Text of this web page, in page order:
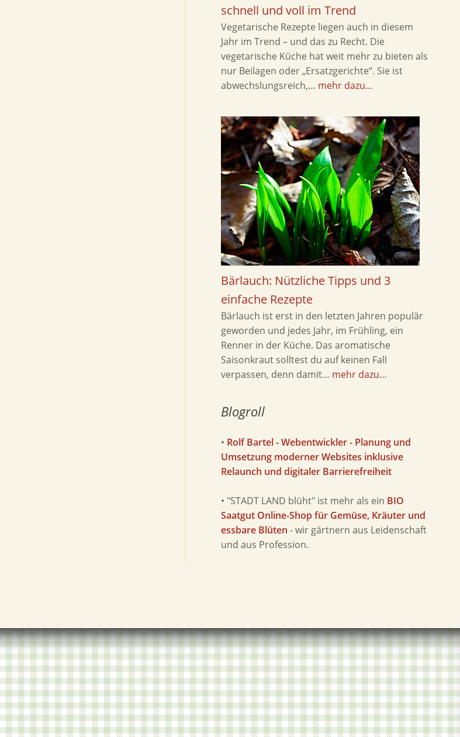
schnell und voll im Trend
Vegetarische Rezepte liegen auch in diesem
Jahr im Trend – und das zu Recht. Die
vegetarische Küche hat weit mehr zu bieten als
nur Beilagen oder „Ersatzgerichte“. Sie ist
abwechslungsreich,… mehr dazu…
Bärlauch: Nützliche Tipps und 3
einfache Rezepte
Bärlauch ist erst in den letzten Jahren populär
geworden und jedes Jahr, im Frühling, ein
Renner in der Küche. Das aromatische
Saisonkraut solltest du auf keinen Fall
verpassen, denn damit… mehr dazu…
Blogroll
• Rolf Bartel - Webentwickler - Planung und
Umsetzung moderner Websites inklusive
Relaunch und digitaler Barrierefreiheit
• "STADT LAND blüht" ist mehr als ein BIO
Saatgut Online-Shop für Gemüse, Kräuter und
essbare Blüten - wir gärtnern aus Leidenschaft
und aus Profession.